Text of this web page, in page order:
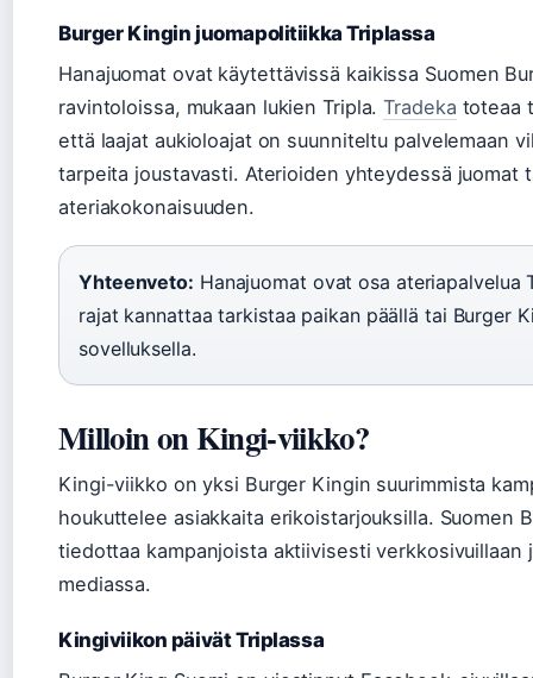
Burger Kingin juomapolitiikka Triplassa
Hanajuomat ovat käytettävissä kaikissa Suomen
ravintoloissa, mukaan lukien Tripla.Tradeka toteaa
että laajat aukioloajat on suunniteltu palvelemaan
tarpeita joustavasti. Aterioiden yhteydessä juomat
ateriakokonaisuuden.
Yhteenveto: Hanajuomat ovat osa ateriapalvelua
rajat kannattaa tarkistaa paikan päällä tai Burger
sovelluksella.
Milloin on Kingi-viikko?
Kingi-viikko on yksi Burger Kingin suurimmista
houkuttelee asiakkaita erikoistarjouksilla. Suomen
tiedottaa kampanjoista aktiivisesti verkkosivuillaan
mediassa.
Kingiviikon päivät Triplassa